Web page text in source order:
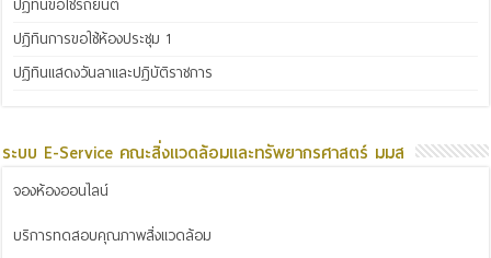
ปฏิทินการขอใช้ห้องประชุม 1
ปฏิทินแสดงวันลาและปฏิบัติราชการ
ระบบ E-Service คณะสิ่งแวดล้อมและทรัพยากรศาสตร์ มมส
จองห้องออนไลน์
บริการทดสอบคุณภาพสิ่งแวดล้อม